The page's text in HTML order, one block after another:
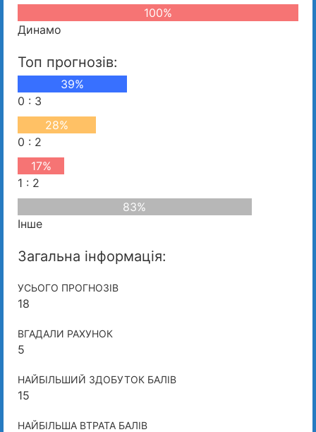
100%
Динамо
Топ прогнозів:
39%
0 : 3
28%
0 : 2
17%
1 : 2
83%
Інше
Загальна інформація:
УСЬОГО ПРОГНОЗІВ
18
ВГАДАЛИ РАХУНОК
5
НАЙБІЛЬШИЙ ЗДОБУТОК БАЛІВ
15
НАЙБІЛЬША ВТРАТА БАЛІВ